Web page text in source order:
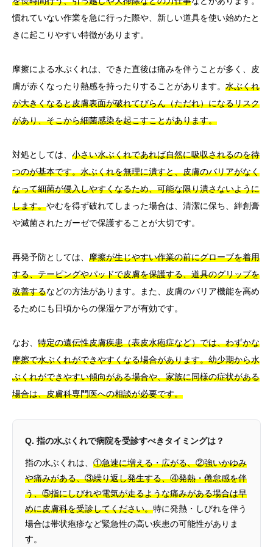
慣れていない作業を急に行った際や、新しい道具を使い始めたと
きに起こりやすい特徴があります。
摩擦による水ぶくれは、できた直後は痛みを伴うことが多く、皮
膚が赤くなったり熱感を持ったりすることがあります。 水ぶくれ
が大きくなると皮膚表面が破れてびらん（ただれ）になるリスク
があり、そこから細菌感染を起こすことがあります。
対処としては、 小さい水ぶくれであれば自然に吸収されるのを待
つのが基本です。水ぶくれを無理に潰すと、皮膚のバリアがなく
なって細菌が侵入しやすくなるため、可能な限り潰さないように
します。やむを得ず破れてしまった場合は、清潔に保ち、絆創膏
や滅菌されたガーゼで保護することが大切です。
再発予防としては、 摩擦が生じやすい作業の前にグローブを着用
する、テーピングやパッドで皮膚を保護する、道具のグリップを
改善するなどの方法があります。また、皮膚のバリア機能を高め
るためにも日頃からの保湿ケアが有効です。
なお、 特定の遺伝性皮膚疾患（表皮水疱症など）では、わずかな
摩擦で水ぶくれができやすくなる場合があります。幼少期から水
ぶくれができやすい傾向がある場合や、家族に同様の症状がある
場合は、皮膚科専門医への相談が必要です。
Q. 指の水ぶくれで病院を受診すべきタイミングは？
指の水ぶくれは、 ①急速に増える・広がる、②強いかゆみ
や痛みがある、③繰り返し発生する、④発熱・倦怠感を伴
う、⑤指にしびれや電気が走るような痛みがある場合は早
めに皮膚科を受診してください。特に発熱・しびれを伴う
場合は帯状疱疹など緊急性の高い疾患の可能性がありま
す。